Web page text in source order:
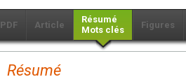
PDF Article
Résumé
Mots clés
Figures
Résumé